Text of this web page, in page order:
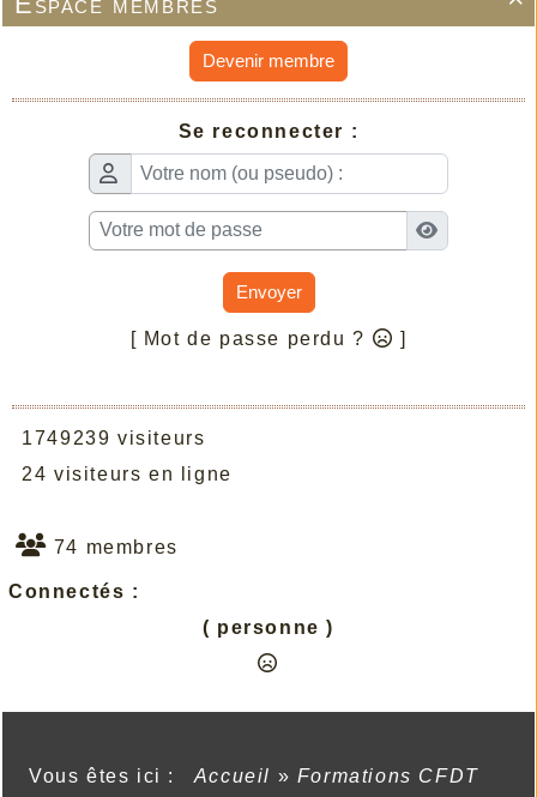
Devenir membre
Se reconnecter :
Envoyer
[ Mot de passe perdu ? ]
1749239 visiteurs
24 visiteurs en ligne
74 membres
Connectés :
( personne )
Vous êtes ici : Accueil » Formations CFDT